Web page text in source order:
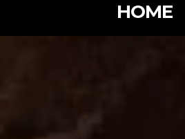
HOME